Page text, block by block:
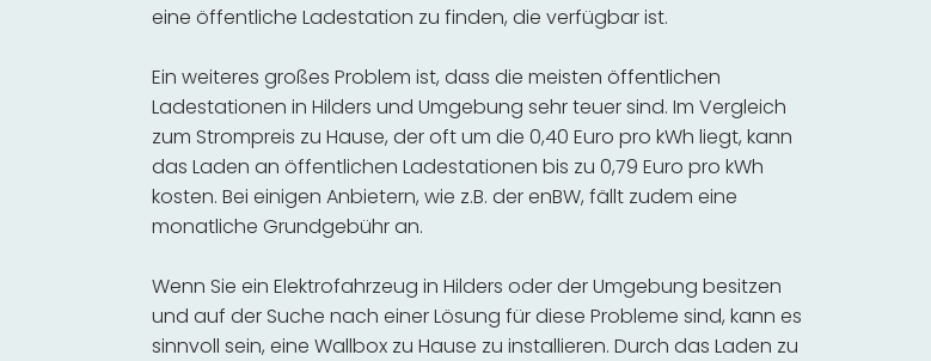
eine öffentliche Ladestation zu finden, die verfügbar ist.
Ein weiteres großes Problem ist, dass die meisten öffentlichen
Ladestationen in Hilders und Umgebung sehr teuer sind. Im Vergleich
zum Strompreis zu Hause, der oft um die 0,40 Euro pro kWh liegt, kann
das Laden an öffentlichen Ladestationen bis zu 0,79 Euro pro kWh
kosten. Bei einigen Anbietern, wie z.B. der enBW, fällt zudem eine
monatliche Grundgebühr an.
Wenn Sie ein Elektrofahrzeug in Hilders oder der Umgebung besitzen
und auf der Suche nach einer Lösung für diese Probleme sind, kann es
sinnvoll sein, eine Wallbox zu Hause zu installieren. Durch das Laden zu